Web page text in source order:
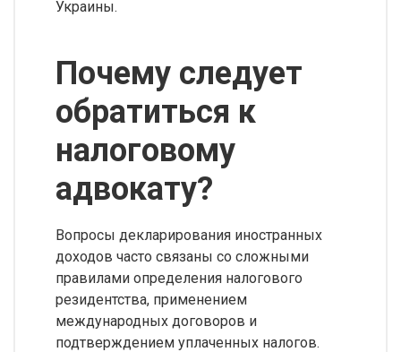
Украины.
Почему следует
обратиться к
налоговому
адвокату?
Вопросы декларирования иностранных
доходов часто связаны со сложными
правилами определения налогового
резидентства, применением
международных договоров и
подтверждением уплаченных налогов.